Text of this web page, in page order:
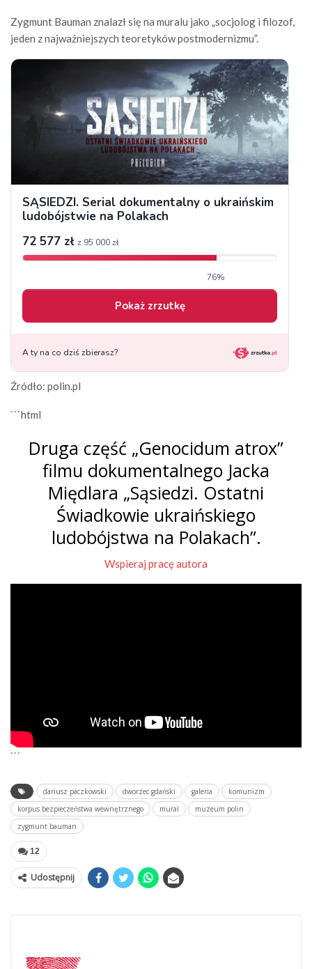
Zygmunt Bauman znalazł się na muralu jako „socjolog i filozof,
jeden z najważniejszych teoretyków postmodernizmu”.
Źródło: polin.pl
```html
Druga część „Genocidum atrox”
filmu dokumentalnego Jacka
Międlara „Sąsiedzi. Ostatni
Świadkowie ukraińskiego
ludobójstwa na Polakach”.
Wspieraj pracę autora
```
dariusz paczkowski dworzec gdański galeria
komunizm
korpus bezpieczeństwa wewnętrznego
mural
muzeum polin
zygmunt bauman
12
Udostępnij